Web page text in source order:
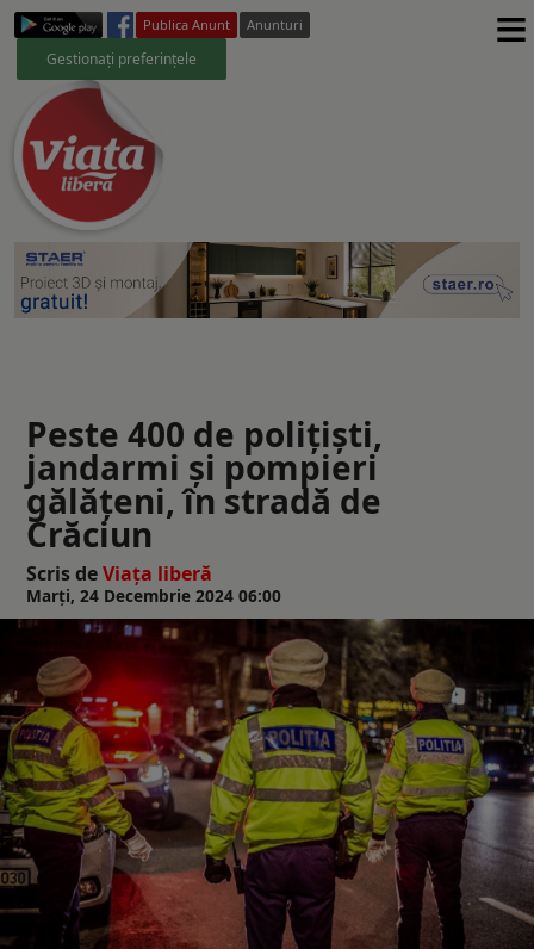
Publica Anunt Anunturi
Gestionați preferințele ≡
Peste 400 de polițiști,
jandarmi şi pompieri
gălățeni, în stradă de
Crăciun
Scris deViaţa liberă
Marți, 24 Decembrie 2024 06:00